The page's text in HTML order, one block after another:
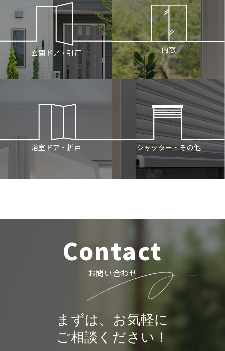
玄関ドア・引戸 内窓
浴室ドア・折戸 シャッター・その他
Contact
お問い合わせ
まずは、お気軽に
ご相談ください！